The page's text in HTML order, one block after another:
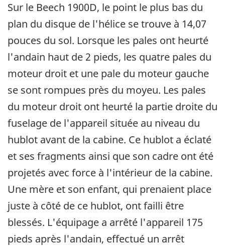
Sur le Beech 1900D, le point le plus bas du
plan du disque de l'hélice se trouve à 14,07
pouces du sol. Lorsque les pales ont heurté
l'andain haut de 2 pieds, les quatre pales du
moteur droit et une pale du moteur gauche
se sont rompues près du moyeu. Les pales
du moteur droit ont heurté la partie droite du
fuselage de l'appareil située au niveau du
hublot avant de la cabine. Ce hublot a éclaté
et ses fragments ainsi que son cadre ont été
projetés avec force à l'intérieur de la cabine.
Une mère et son enfant, qui prenaient place
juste à côté de ce hublot, ont failli être
blessés. L'équipage a arrêté l'appareil 175
pieds après l'andain, effectué un arrêt